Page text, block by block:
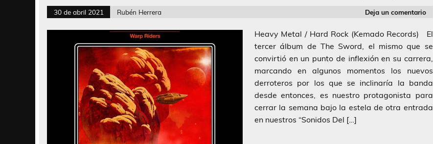
30 de abril 2021 Rubén Herrera Deja un comentario
Heavy Metal / Hard Rock (Kemado Records) El
tercer álbum de The Sword, el mismo que se
convirtió en un punto de inflexión en su carrera,
marcando en algunos momentos los nuevos
derroteros por los que se inclinaría la banda
desde entonces, es nuestro protagonista para
cerrar la semana bajo la estela de otra entrada
en nuestros “Sonidos Del […]